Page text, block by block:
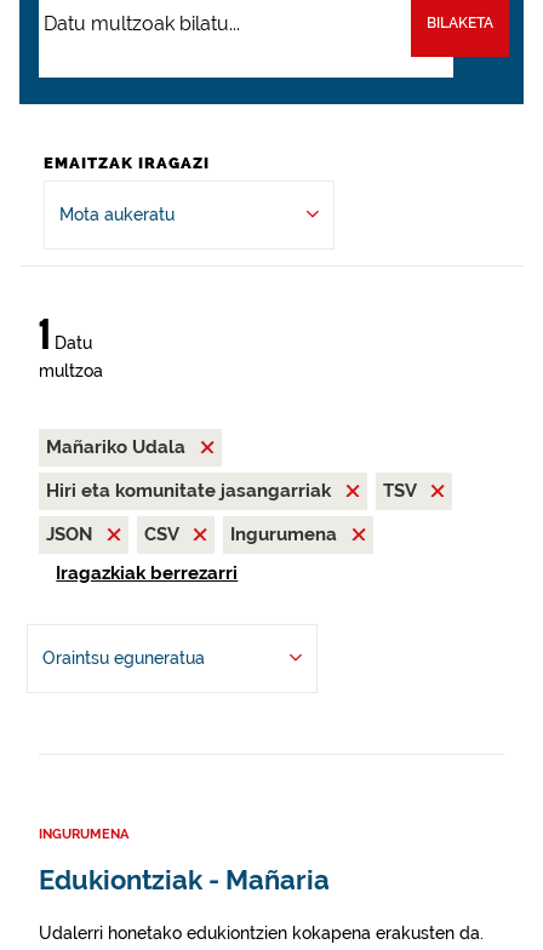
BILAKETA
EMAITZAK IRAGAZI
Mota aukeratu
1 Datu
multzoa
Mañariko Udala
Hiri eta komunitate jasangarriak
TSV
JSON
CSV
Ingurumena
Iragazkiak berrezarri
Oraintsu eguneratua
INGURUMENA
Edukiontziak - Mañaria
Udalerri honetako edukiontzien kokapena erakusten da.